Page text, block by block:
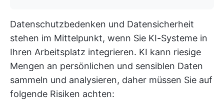
Datenschutzbedenken und Datensicherheit
stehen im Mittelpunkt, wenn Sie KI-Systeme in
Ihren Arbeitsplatz integrieren. KI kann riesige
Mengen an persönlichen und sensiblen Daten
sammeln und analysieren, daher müssen Sie auf
folgende Risiken achten: